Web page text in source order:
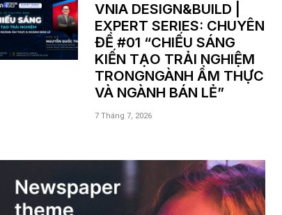
VNIA DESIGN&BUILD |
EXPERT SERIES: CHUYÊN
ĐỀ #01 “CHIẾU SÁNG
KIẾN TẠO TRẢI NGHIỆM
TRONGNGÀNH ẨM THỰC
VÀ NGÀNH BÁN LẺ”
7 Tháng 7, 2026